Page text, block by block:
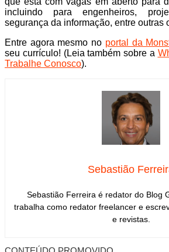
incluindo para engenheiros,
segurança da informação, entre outras
Entre agora mesmo no portal da
seu currículo! (Leia também sobre a
Trabalhe Conosco).
Sebastião
Sebastião Ferreira é redator do Blog
trabalha como redator freelancer e
e revistas.